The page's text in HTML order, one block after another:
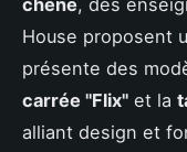
chêne, des
House proposent
présente des
carrée "Flix" et la
alliant design et